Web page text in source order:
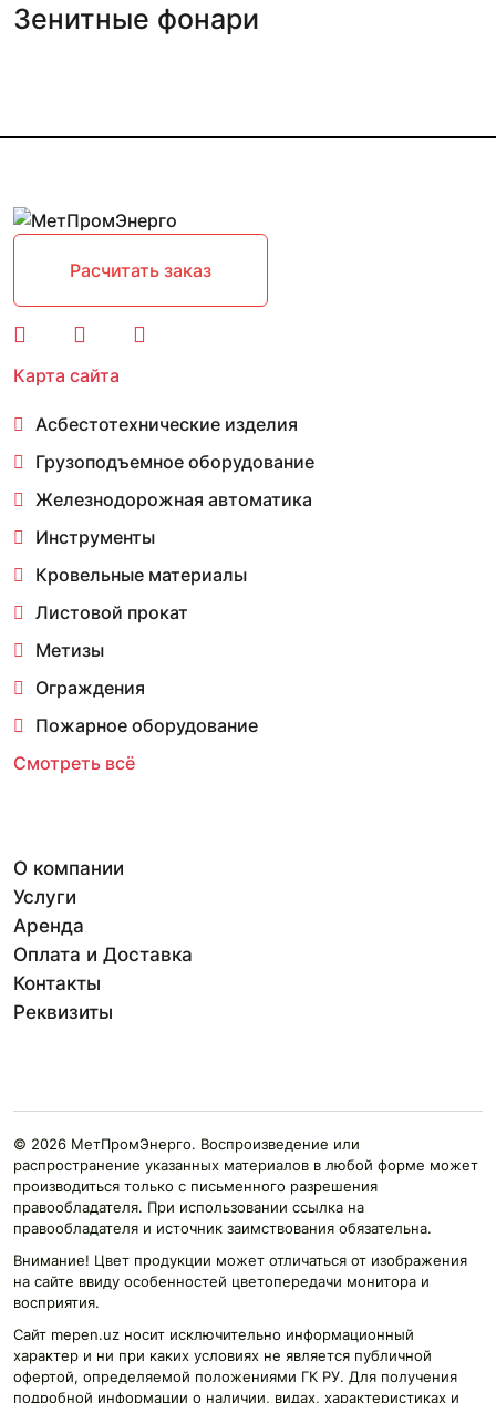
Зенитные фонари
Расчитать заказ
Карта сайта
Асбестотехнические изделия
Грузоподъемное оборудование
Железнодорожная автоматика
Инструменты
Кровельные материалы
Листовой прокат
Метизы
Ограждения
Пожарное оборудование
Смотреть всё
О компании
Услуги
Аренда
Оплата и Доставка
Контакты
Реквизиты
© 2026 МетПромЭнерго. Воспроизведение или
распространение указанных материалов в любой форме может
производиться только с письменного разрешения
правообладателя. При использовании ссылка на
правообладателя и источник заимствования обязательна.
Внимание! Цвет продукции может отличаться от изображения
на сайте ввиду особенностей цветопередачи монитора и
восприятия.
Сайт mepen.uz носит исключительно информационный
характер и ни при каких условиях не является публичной
офертой, определяемой положениями ГК РУ. Для получения
подробной информации о наличии, видах, характеристиках и